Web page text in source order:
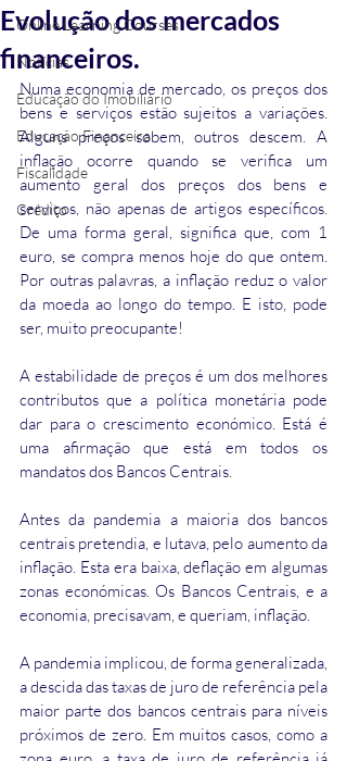
Online Learning Courses
Notícias
Educação do Imobiliário
Educação Financeira
Fiscalidade
Crédito
Evolução dos mercados
financeiros.
Numa economia de mercado, os preços dos
bens e serviços estão sujeitos a variações.
Alguns preços sobem, outros descem. A
inflação ocorre quando se verifica um
aumento geral dos preços dos bens e
serviços, não apenas de artigos específicos.
De uma forma geral, significa que, com 1
euro, se compra menos hoje do que ontem.
Por outras palavras, a inflação reduz o valor
da moeda ao longo do tempo. E isto, pode
ser, muito preocupante!
A estabilidade de preços é um dos melhores
contributos que a política monetária pode
dar para o crescimento económico. Está é
uma afirmação que está em todos os
mandatos dos Bancos Centrais.
Antes da pandemia a maioria dos bancos
centrais pretendia, e lutava, pelo aumento da
inflação. Esta era baixa, deflação em algumas
zonas económicas. Os Bancos Centrais, e a
economia, precisavam, e queriam, inflação.
A pandemia implicou, de forma generalizada,
a descida das taxas de juro de referência pela
maior parte dos bancos centrais para níveis
próximos de zero. Em muitos casos, como a